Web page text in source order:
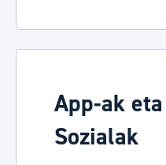
App-ak
Sozialak